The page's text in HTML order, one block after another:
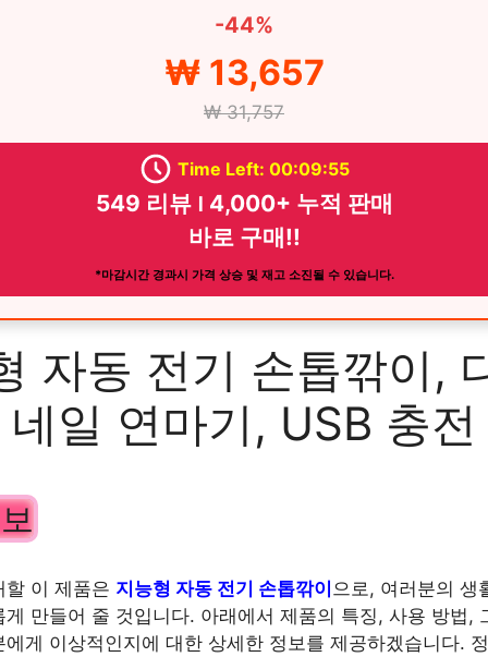
-44%
₩ 13,657
₩ 31,757
Time Left: 00:09:54
549 리뷰 ౹ 4,000+ 누적 판매
바로 구매!!
*마감시간 경과시 가격 상승 및 재고 소진될 수 있습니다.
자동 전기 손톱깎이,
네일 연마기, USB 충전
할 이 제품은 지능형 자동 전기 손톱깎이 으로, 여러분의 생
게 만들어 줄 것입니다. 아래에서 제품의 특징, 사용 방법,
에게 이상적인지에 대한 상세한 정보를 제공하겠습니다.